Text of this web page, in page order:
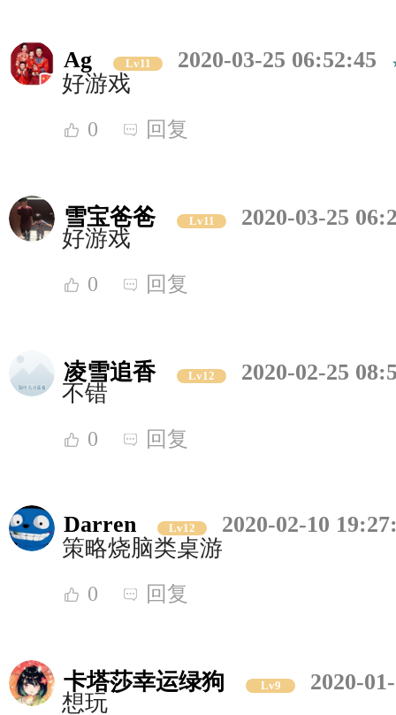
Ag Lv11
2020-03-25 06:52:45
好游戏
0 回复
雪宝爸爸 Lv11
2020-03-25
好游戏
0 回复
凌雪追香 Lv12
2020-02-25
不错
0 回复
Darren Lv12
2020-02-10
策略烧脑类桌游
0 回复
卡塔莎幸运绿狗 Lv9
2020-
想玩